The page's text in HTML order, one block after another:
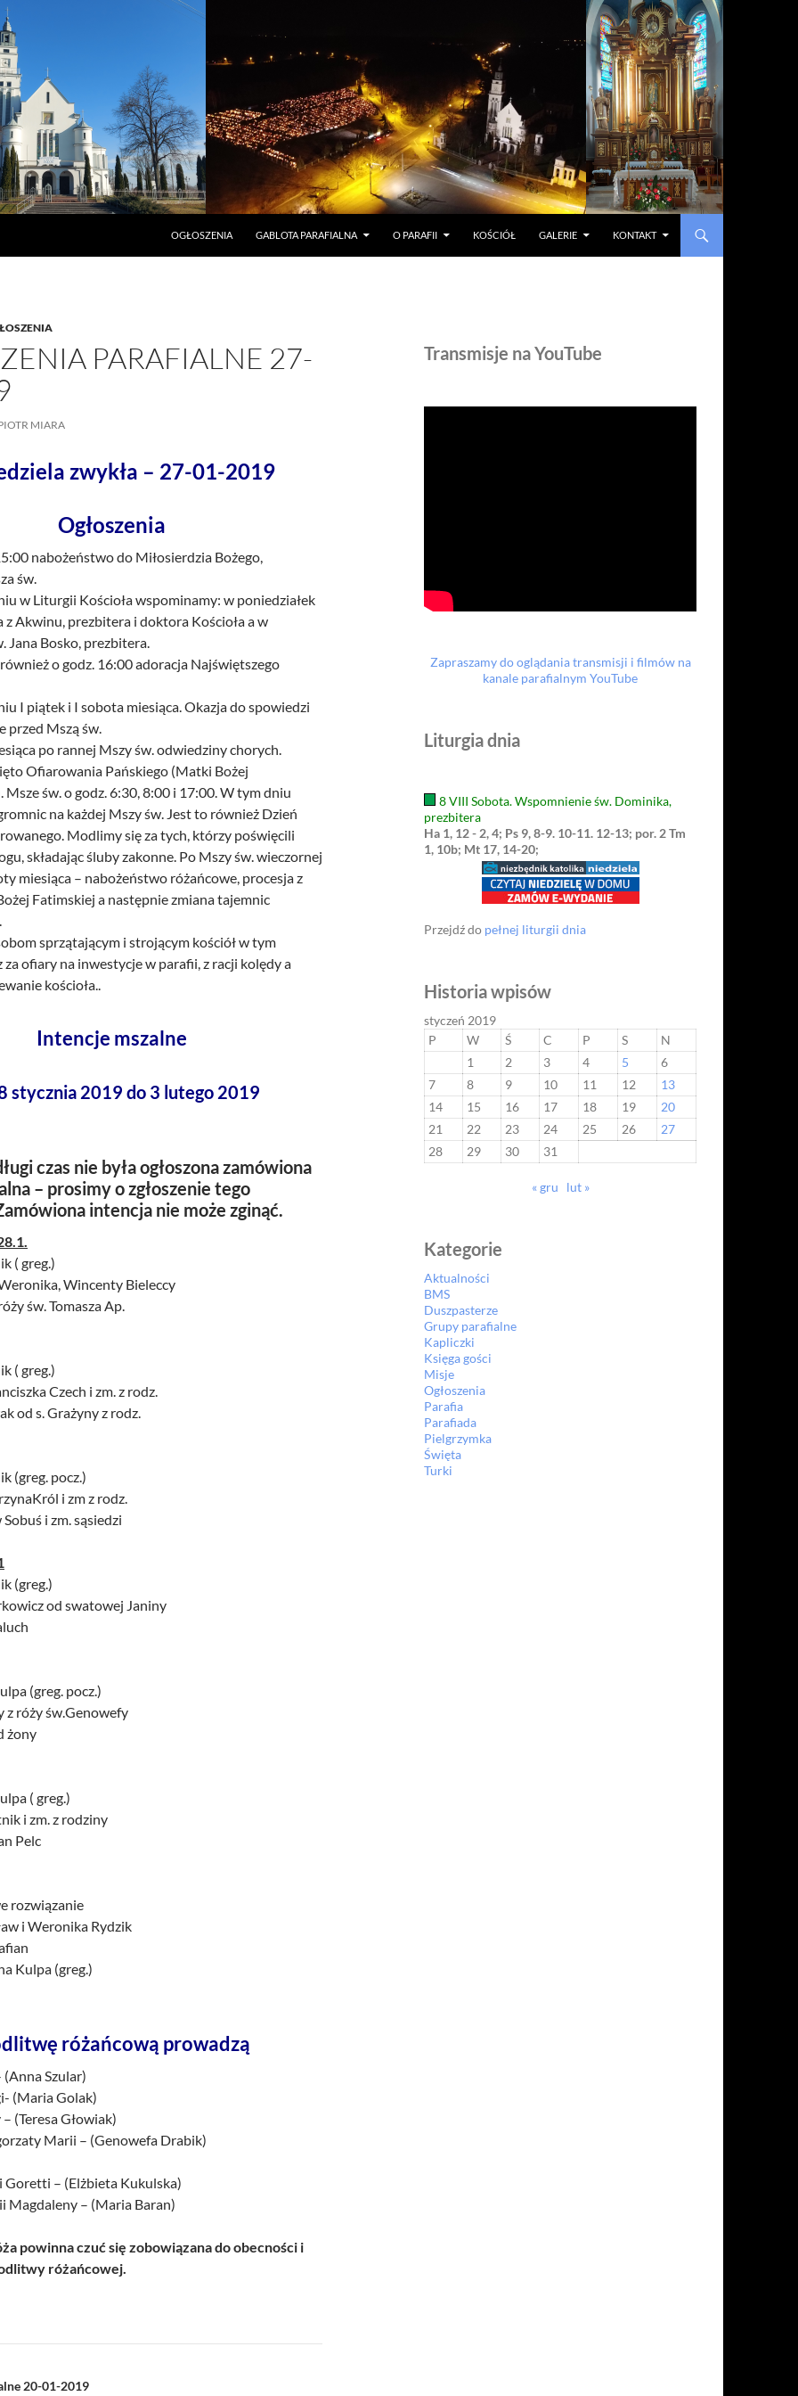
OGŁOSZENIA
GABLOTA PARAFIALNA O PARAFII KOŚCIÓŁ GALERIE KONTAKT
PARAFIALNE 27-
MIARA
zwykła – 27-01-2019
Ogłoszenia
nabożeństwo do Miłosierdzia Bożego,
św.
w Liturgii Kościoła wspominamy: w poniedziałek
z Akwinu, prezbitera i doktora Kościoła a w
Jana Bosko, prezbitera.
o godz. 16:00 adoracja Najświętszego
I piątek i I sobota miesiąca. Okazja do spowiedzi
przed Mszą św.
po rannej Mszy św. odwiedziny chorych.
Ofiarowania Pańskiego (Matki Bożej
Msze św. o godz. 6:30, 8:00 i 17:00. W tym dniu
na każdej Mszy św. Jest to również Dzień
Modlimy się za tych, którzy poświęcili
składając śluby zakonne. Po Mszy św. wieczornej
miesiąca – nabożeństwo różańcowe, procesja z
Fatimskiej a następnie zmiana tajemnic
sprzątającym i strojącym kościół w tym
ofiary na inwestycje w parafii, z racji kolędy a
kościoła..
Intencje mszalne
stycznia 2019 do 3 lutego 2019
czas nie była ogłoszona zamówiona
– prosimy o zgłoszenie tego
intencja nie może zginąć.
( greg.)
Wincenty Bieleccy
św. Tomasza Ap.
( greg.)
Czech i zm. z rodz.
od s. Grażyny z rodz.
(greg. pocz.)
i zm z rodz.
Sobuś i zm. sąsiedzi
(greg.)
od swatowej Janiny
(greg. pocz.)
z róży św.Genowefy
żony
( greg.)
i zm. z rodziny
Pelc
rozwiązanie
i Weronika Rydzik
Kulpa (greg.)
różańcową prowadzą
(Anna Szular)
(Maria Golak)
(Teresa Głowiak)
Marii – (Genowefa Drabik)
Goretti – (Elżbieta Kukulska)
Magdaleny – (Maria Baran)
powinna czuć się zobowiązana do obecności i
różańcowej.
20-01-2019
Transmisje na YouTube
Zapraszamy do oglądania transmisji i filmów na
kanale parafialnym YouTube
Liturgia dnia
8 VIII Sobota. Wspomnienie św. Dominika,
prezbitera
Ha 1, 12 - 2, 4; Ps 9, 8-9. 10-11. 12-13; por. 2 Tm
1, 10b; Mt 17, 14-20;
Przejdź do pełnej liturgii dnia
Historia wpisów
styczeń 2019
P
W Ś C P S
N
1
2 3 4 5
6
7
8 9 10 11 12
13
14
15 16 17 18 19
20
21
22 23 24 25 26
27
28
29 30 31
« gru lut »
Kategorie
Aktualności
BMS
Duszpasterze
Grupy parafialne
Kapliczki
Księga gości
Misje
Ogłoszenia
Parafia
Parafiada
Pielgrzymka
Święta
Turki